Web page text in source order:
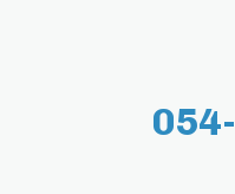
שיחה 054-